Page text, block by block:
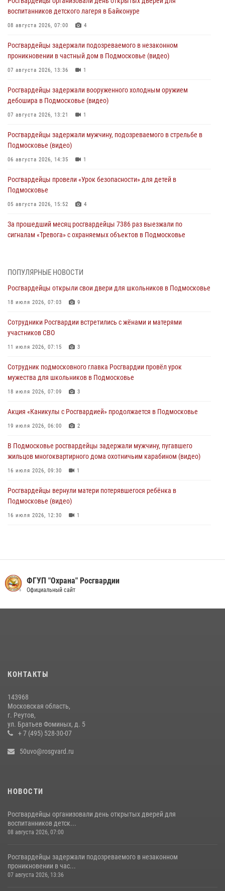
воспитанников детского лагеря в Байконуре
08 августа 2026, 07:00 4
Росгвардейцы задержали подозреваемого в незаконном
проникновении в частный дом в Подмосковье (видео)
07 августа 2026, 13:36 1
Росгвардейцы задержали вооруженного холодным оружием
дебошира в Подмосковье (видео)
07 августа 2026, 13:21 1
Росгвардейцы задержали мужчину, подозреваемого в стрельбе в
Подмосковье (видео)
06 августа 2026, 14:35 1
Росгвардейцы провели «Урок безопасности» для детей в
Подмосковье
05 августа 2026, 15:52 4
За прошедший месяц росгвардейцы 7386 раз выезжали по
сигналам «Тревога» с охраняемых объектов в Подмосковье
Росгвардейцы пресекли кражу из супермаркета в Подмосковье
03 августа 2026, 15:26
«семейным подрядом» в Подмосковье (видео)
03 августа 2026, 14:57
крупную сумму в Подмосковье
31 июля 2026, 14:00
действиях в Подмосковье (видео)
31 июля 2026, 09:30 1
ПОПУЛЯРНЫЕ НОВОСТИ
Росгвардейцы открыли свои двери для школьников в Подмосковье
18 июля 2026, 07:03 9
Сотрудники Росгвардии встретились с жёнами и матерями
участников СВО
11 июля 2026, 07:15 3
Сотрудник подмосковного главка Росгвардии провёл урок
мужества для школьников в Подмосковье
18 июля 2026, 07:09 3
Акция «Каникулы с Росгвардией» продолжается в Подмосковье
19 июля 2026, 06:00 2
В Подмосковье росгвардейцы задержали мужчину, пугавшего
жильцов многоквартирного дома охотничьим карабином (видео)
16 июля 2026, 09:30 1
Росгвардейцы вернули матери потерявшегося ребёнка в
Подмосковье (видео)
16 июля 2026, 12:30 1
31 июля 2026, 14:00
Росгвардейцы пресекли кражу на крупную сумму с охраняемого
объекта в Подмосковье (видео)
27 июля 2026, 14:12
ФГУП "Охрана" Росгвардии
Официальный сайт
КОНТАКТЫ
143968
Московская область,
г. Реутов,
ул. Братьев Фоминых, д. 5
+ 7 (495) 528-30-07
50uvo@rosgvard.ru
НОВОСТИ
Росгвардейцы организовали день открытых дверей для
воспитанников детск...
08 августа 2026, 07:00
Росгвардейцы задержали подозреваемого в незаконном
проникновении в час...
07 августа 2026, 13:36